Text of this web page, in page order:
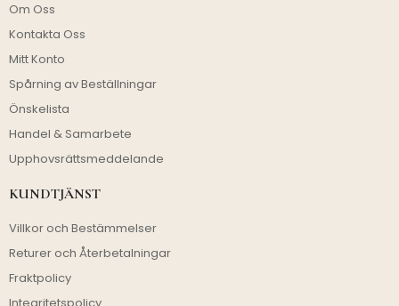
Om Oss
Kontakta Oss
Mitt Konto
Spårning av Beställningar
Önskelista
Handel & Samarbete
Upphovsrättsmeddelande
KUNDTJÄNST
Villkor och Bestämmelser
Returer och Återbetalningar
Fraktpolicy